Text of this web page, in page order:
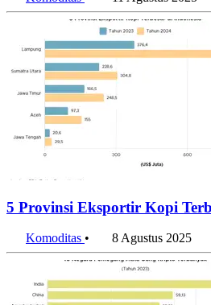
5 Provinsi Eksportir Kopi
Komoditas • 8 Agustus 2025